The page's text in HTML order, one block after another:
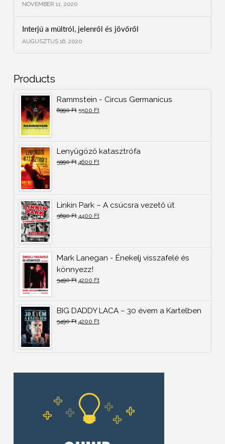
NOVEMBER 11, 2020
Interjú a múltról, jelenről és jövőről
AUGUSZTUS 16, 2020
Products
Rammstein - Circus Germanicus
6990Ft 5500 Ft
Lenyűgöző katasztrófa
5990Ft 4600 Ft
Linkin Park – A csúcsra vezető út
5690Ft 4400 Ft
Mark Lanegan - Énekelj visszafelé és
könnyezz!
5490Ft 4200 Ft
BIG DADDY LACA – 30 évem a Kartelben
5490Ft 4200 Ft